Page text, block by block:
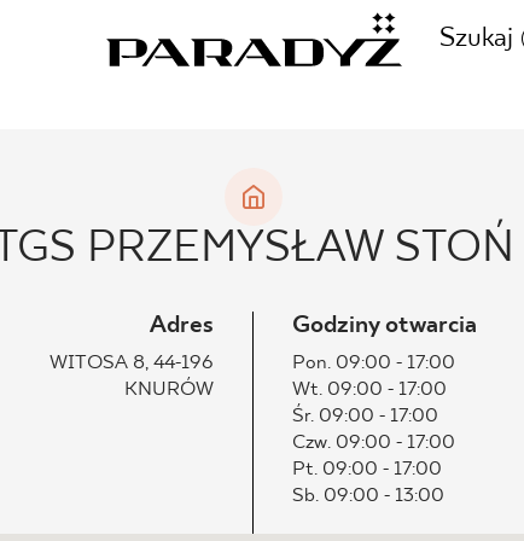
Szukaj
ZADZWOŃ DO NAS
+48
SKLEP INTERNETOWY
44 736
PRZEMYSŁAW STOŃ
Adres
WITOSA 8, 44-196
KNURÓW
Godziny otwarcia
Pon. 09:00 - 17:00
Wt. 09:00 - 17:00
Śr. 09:00 - 17:00
Czw. 09:00 - 17:00
Pt. 09:00 - 17:00
Sb. 09:00 - 13:00